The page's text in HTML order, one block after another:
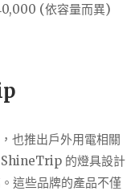
(依容量而異)
也推出戶外用電相關
ShineTrip 的燈具設計
這些品牌的產品不僅